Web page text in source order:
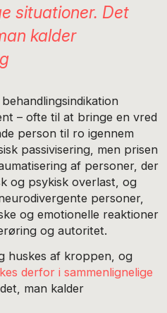
situationer. Det
kalder
– ofte til at bringe en vred
person til ro igennem
passivisering, men prisen
af personer, der
og psykisk overlast, og
personer,
og emotionelle reaktioner
og autoritet.
huskes af kroppen, og
derfor i sammenlignelige
man kalder